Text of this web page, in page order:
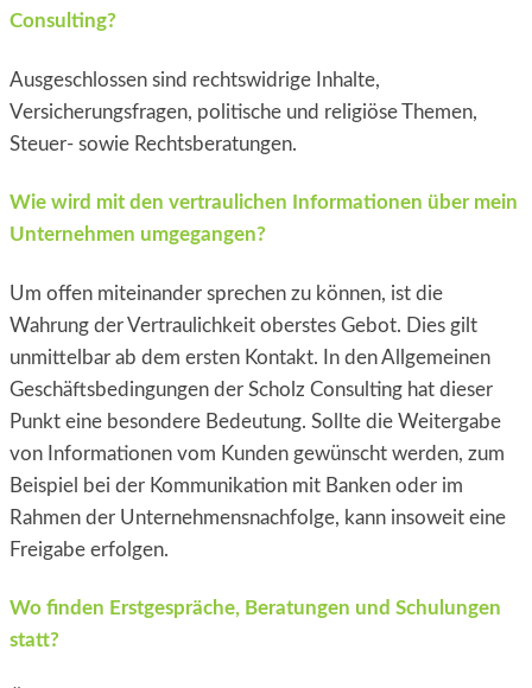
Consulting?
Ausgeschlossen sind rechtswidrige Inhalte,
Versicherungsfragen, politische und religiöse Themen,
Steuer- sowie Rechtsberatungen.
Wie wird mit den vertraulichen Informationen über mein
Unternehmen umgegangen?
Um offen miteinander sprechen zu können, ist die
Wahrung der Vertraulichkeit oberstes Gebot. Dies gilt
unmittelbar ab dem ersten Kontakt. In den Allgemeinen
Geschäftsbedingungen der Scholz Consulting hat dieser
Punkt eine besondere Bedeutung. Sollte die Weitergabe
von Informationen vom Kunden gewünscht werden, zum
Beispiel bei der Kommunikation mit Banken oder im
Rahmen der Unternehmensnachfolge, kann insoweit eine
Freigabe erfolgen.
Wo finden Erstgespräche, Beratungen und Schulungen
statt?